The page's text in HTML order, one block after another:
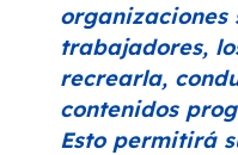
organizaciones
trabajadores,
recrearla,
contenidos
Esto permitirá